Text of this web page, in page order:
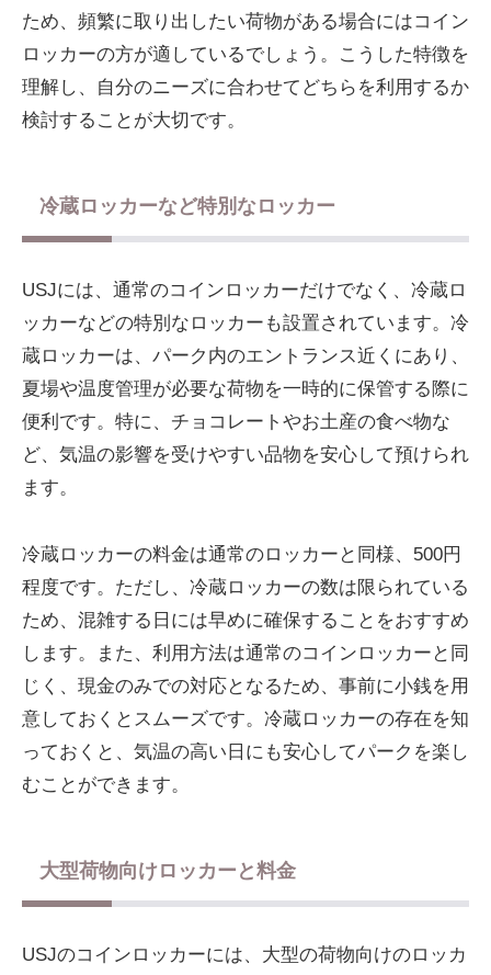
ため、頻繁に取り出したい荷物がある場合にはコイン
ロッカーの方が適しているでしょう。こうした特徴を
理解し、自分のニーズに合わせてどちらを利用するか
検討することが大切です。
冷蔵ロッカーなど特別なロッカー
USJには、通常のコインロッカーだけでなく、冷蔵ロ
ッカーなどの特別なロッカーも設置されています。冷
蔵ロッカーは、パーク内のエントランス近くにあり、
夏場や温度管理が必要な荷物を一時的に保管する際に
便利です。特に、チョコレートやお土産の食べ物な
ど、気温の影響を受けやすい品物を安心して預けられ
ます。
冷蔵ロッカーの料金は通常のロッカーと同様、500円
程度です。ただし、冷蔵ロッカーの数は限られている
ため、混雑する日には早めに確保することをおすすめ
します。また、利用方法は通常のコインロッカーと同
じく、現金のみでの対応となるため、事前に小銭を用
意しておくとスムーズです。冷蔵ロッカーの存在を知
っておくと、気温の高い日にも安心してパークを楽し
むことができます。
大型荷物向けロッカーと料金
USJのコインロッカーには、大型の荷物向けのロッカ